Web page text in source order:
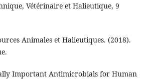
Vétérinaire et Halieutique, 9
Animales et Halieutiques. (2018).
Important Antimicrobials for Human